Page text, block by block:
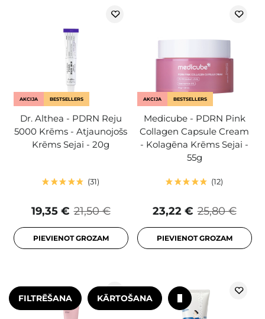
AKCIJA BESTSELLERS
Dr. Althea - PDRN Reju
5000 Krēms - Atjaunojošs
Krēms Sejai - 20g
31
21,50 €
19,35 €
PIEVIENOT GROZAM
AKCIJA BESTSELLERS
Medicube - PDRN Pink
Collagen Capsule Cream
- Kolagēna Krēms Sejai -
55g
12
25,80 €
23,22 €
PIEVIENOT GROZAM
FILTRĒŠANA KĀRTOŠANA